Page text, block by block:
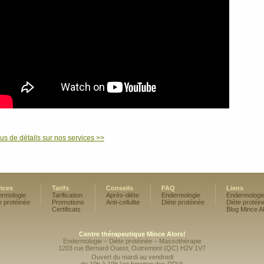
de détails sur nos services >>
protéinée
Tarifs
Tarification
Promotions
Certificats
Conseils
Après-diète
Anti-cellulite
FAQ
Endermologie
Diète protéinée
Liens
Diète
Blog Mince
Centre thérapeutique Mince Alors!
Endermologie – Diète protéinée – Massothérapie
1203 rue Bernard Ouest, Outremont (QC) H2V 1V7
Ouvert du mardi au vendredi